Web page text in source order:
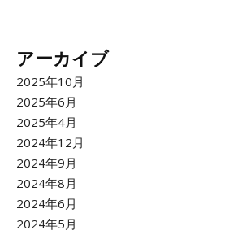
アーカイブ
2025年10月
2025年6月
2025年4月
2024年12月
2024年9月
2024年8月
2024年6月
2024年5月